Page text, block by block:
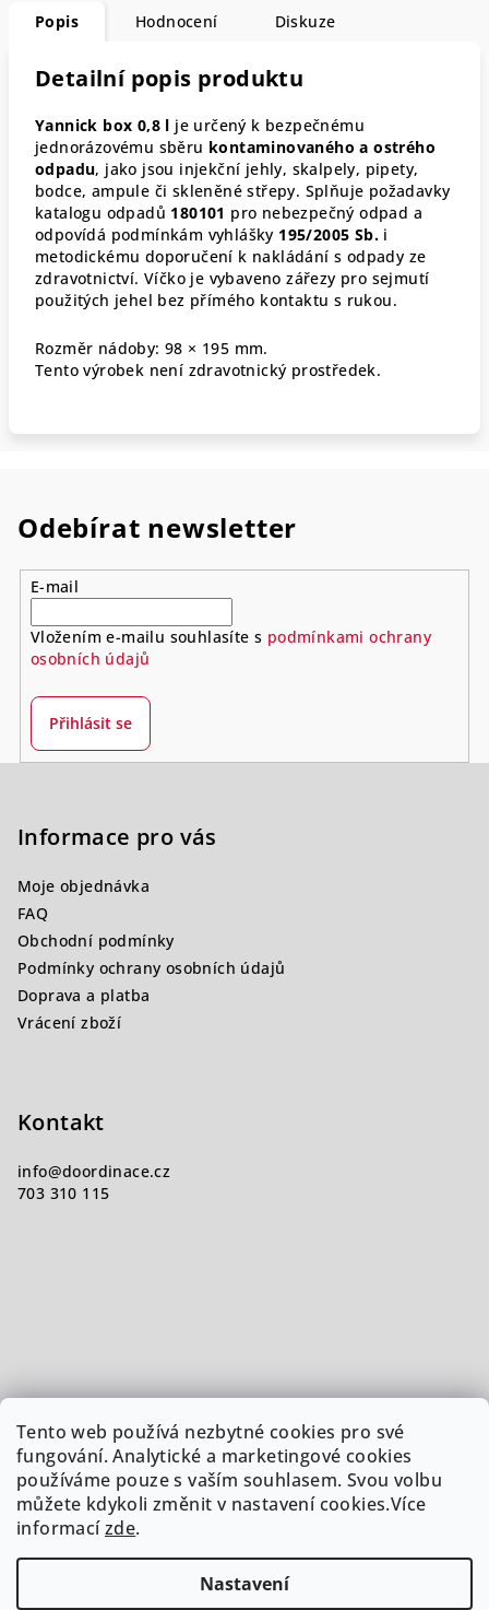
Tento web používá nezbytné cookies pro své
fungování. Analytické a marketingové cookies
používáme pouze s vaším souhlasem. Svou volbu
můžete kdykoli změnit v nastavení cookies.Více
informacízde.
Nastavení
Popis Hodnocení Diskuze
Detailní popis produktu
Yannick box 0,8 l je určený k bezpečnému
jednorázovému sběru kontaminovaného a ostrého
odpadu, jako jsou injekční jehly, skalpely, pipety,
bodce, ampule či skleněné střepy. Splňuje požadavky
katalogu odpadů 180101 pro nebezpečný odpad a
odpovídá podmínkám vyhlášky 195/2005 Sb. i
metodickému doporučení k nakládání s odpady ze
zdravotnictví. Víčko je vybaveno zářezy pro sejmutí
použitých jehel bez přímého kontaktu s rukou.
Rozměr nádoby: 98 × 195 mm.
Tento výrobek není zdravotnický prostředek.
Odebírat newsletter
E-mail
Vložením e-mailu souhlasíte s podmínkami ochrany
osobních údajů
Přihlásit se
Informace pro vás
Moje objednávka
FAQ
Obchodní podmínky
Podmínky ochrany osobních údajů
Doprava a platba
Vrácení zboží
Kontakt
info@doordinace.cz
703 310 115